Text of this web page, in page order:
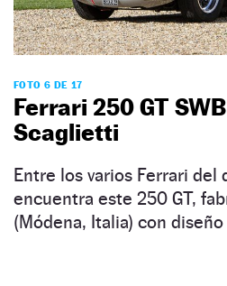
FOTO 6 DE 17
Ferrari 250 GT
Scaglietti
Entre los varios Ferrari del
encuentra este 250 GT,
(Módena, Italia) con